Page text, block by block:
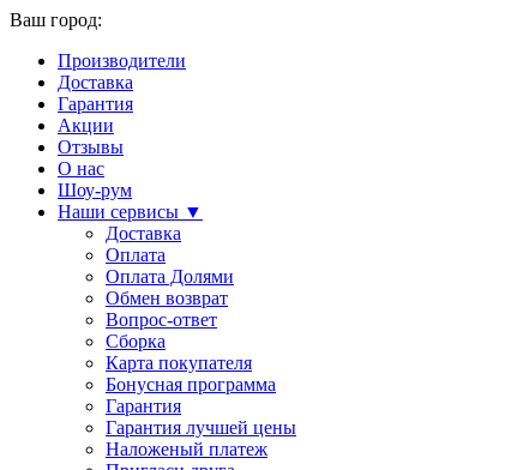
Ваш город:
Производители
Доставка
Гарантия
Акции
Отзывы
О нас
Шоу-рум
Наши сервисы ▼
Доставка
Оплата
Оплата Долями
Обмен возврат
Вопрос-ответ
Сборка
Карта покупателя
Бонусная программа
Гарантия
Гарантия лучшей цены
Наложеный платеж